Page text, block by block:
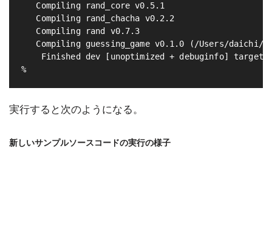
   Compiling rand_core v0.5.1
   Compiling rand_chacha v0.2.2
   Compiling rand v0.7.3
Compiling guessing_game v0.1.0 (/Users/daichi/
Finished dev [unoptimized + debuginfo]
実行すると次のようになる。
新しいサンプルソースコードの実行の様子